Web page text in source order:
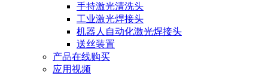
手持激光清洗头
工业激光焊接头
机器人自动化激光焊接头
送丝装置
产品在线购买
应用视频